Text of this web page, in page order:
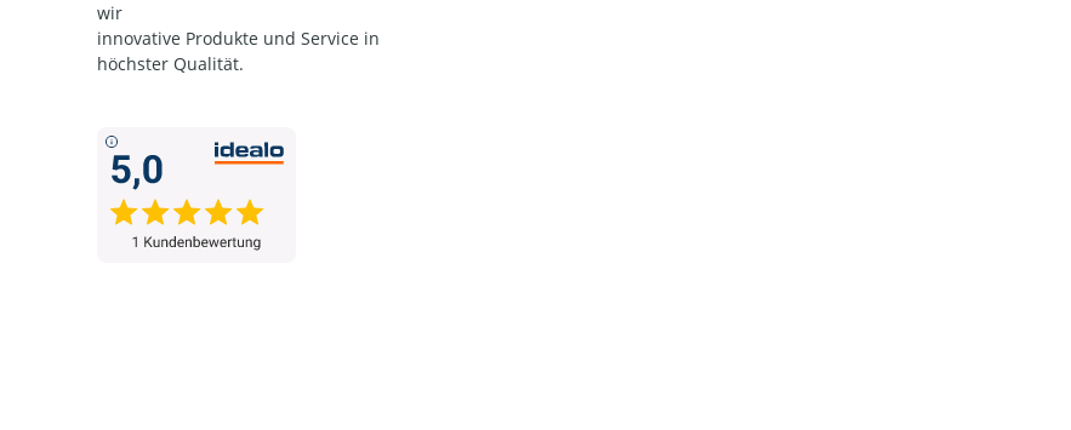
wir
innovative Produkte und Service in
höchster Qualität.